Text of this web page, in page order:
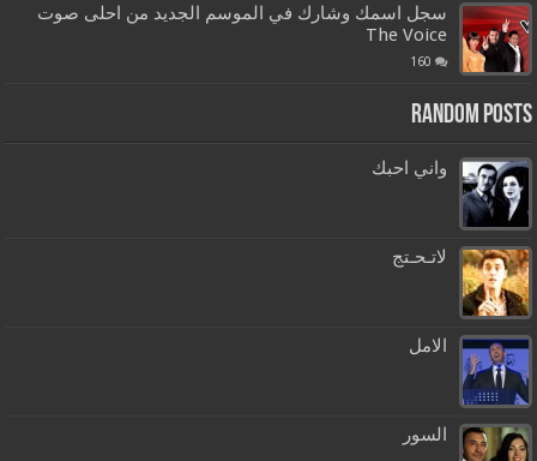
سجل اسمك وشارك في الموسم الجديد من احلى صوت
The Voice
160
Random Posts
واني احبك
لاتـحـتج
الامل
السور